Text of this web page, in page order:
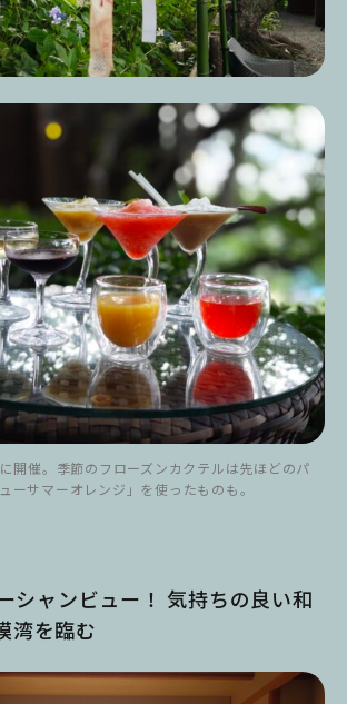
開催。季節のフローズンカクテルは先ほどのパ
ーサマーオレンジ」を使ったものも。
シャンビュー！ 気持ちの良い和
湾を臨む